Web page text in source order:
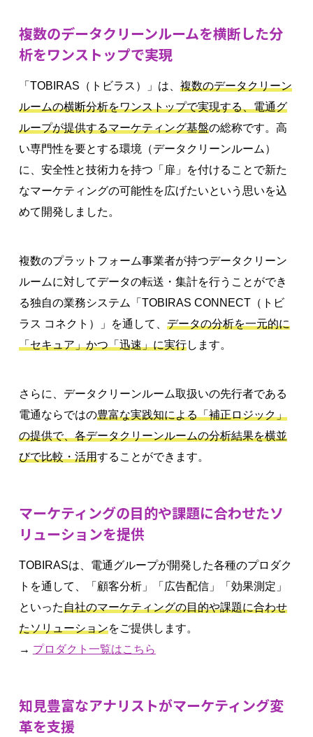
複数のデータクリーンルームを横断した分
析をワンストップで実現
「TOBIRAS（トビラス）」は、 複数のデータクリーン
ルームの横断分析をワンストップで実現する、電通グ
ループが提供するマーケティング基盤の総称です。高
い専門性を要とする環境（データクリーンルーム）
に、安全性と技術力を持つ「扉」を付けることで新た
なマーケティングの可能性を広げたいという思いを込
めて開発しました。
複数のプラットフォーム事業者が持つデータクリーン
ルームに対してデータの転送・集計を行うことができ
る独自の業務システム「TOBIRAS CONNECT（トビ
ラス コネクト）」を通して、 データの分析を一元的に
「セキュア」かつ「迅速」に実行します。
さらに、データクリーンルーム取扱いの先行者である
電通ならではの豊富な実践知による「補正ロジック」
の提供で、各データクリーンルームの分析結果を横並
びで比較・活用することができます。
マーケティングの目的や課題に合わせたソ
リューションを提供
TOBIRASは、電通グループが開発した各種のプロダク
トを通して、「顧客分析」「広告配信」「効果測定」
といった自社のマーケティングの目的や課題に合わせ
たソリューションをご提供します。
→ プロダクト一覧はこちら
知見豊富なアナリストがマーケティング変
革を支援